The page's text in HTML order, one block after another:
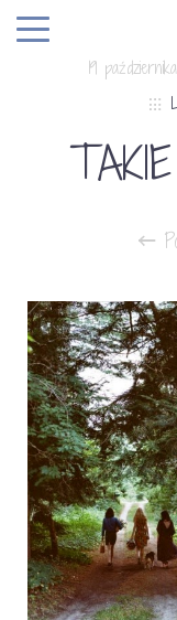
19